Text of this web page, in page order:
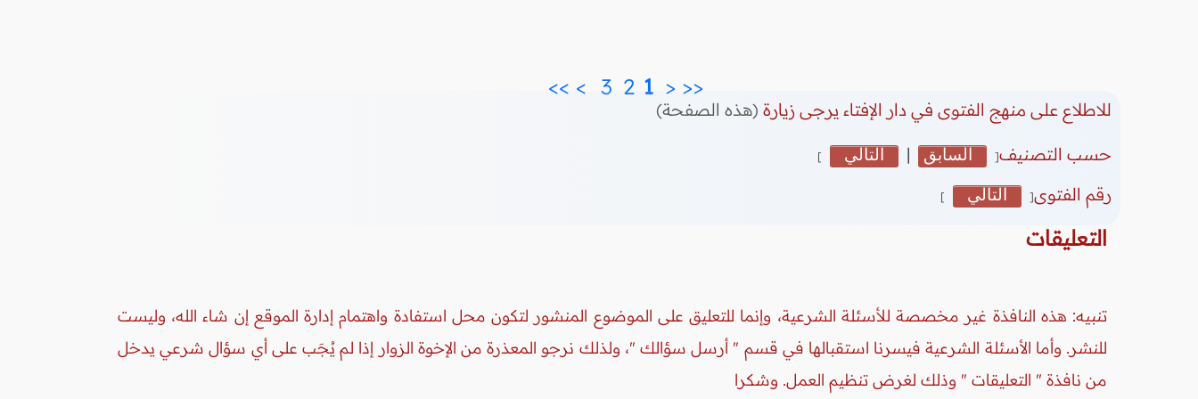
<<
<
1
2
3
>
>>
للاطلاع على منهج الفتوى في دار الإفتاء يرجى زيارة (هذه الصفحة)
حسب التصنيف[ السابق | التالي ]
رقم الفتوى[ التالي ]
التعليقات
تنبيه: هذه النافذة غير مخصصة للأسئلة الشرعية، وإنما للتعليق على الموضوع المنشور لتكون محل استفادة واهتمام إدارة الموقع إن شاء الله، وليست
للنشر. وأما الأسئلة الشرعية فيسرنا استقبالها في قسم " أرسل سؤالك "، ولذلك نرجو المعذرة من الإخوة الزوار إذا لم يُجَب على أي سؤال شرعي يدخل
من نافذة " التعليقات " وذلك لغرض تنظيم العمل. وشكرا